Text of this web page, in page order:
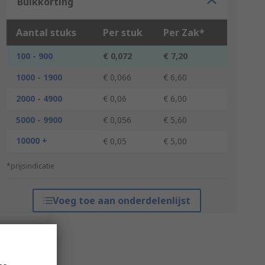
Aantal stuks Per stuk Per Zak*
100 - 900 € 0,072
€ 7,20
1000 - 1900
€ 0,066
€ 6,60
2000 - 4900
€ 0,06
€ 6,00
5000 - 9900
€ 0,056
€ 5,60
10000 +
€ 0,05 € 5,00
*prijsindicatie
Voeg toe aan onderdelenlijst